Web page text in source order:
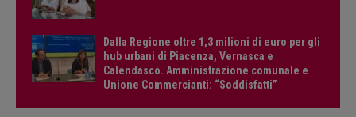
Dalla Regione oltre 1,3 milioni di euro per gli
hub urbani di Piacenza, Vernasca e
Calendasco. Amministrazione comunale e
Unione Commercianti: “Soddisfatti”